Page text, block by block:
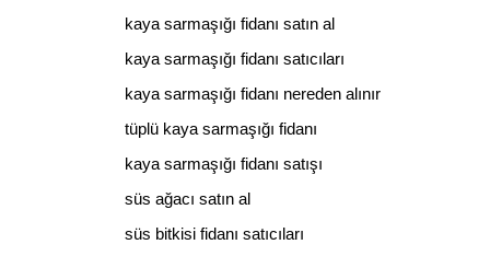
kaya sarmaşığı fidanı satın al
kaya sarmaşığı fidanı satıcıları
kaya sarmaşığı fidanı nereden alınır
tüplü kaya sarmaşığı fidanı
kaya sarmaşığı fidanı satışı
süs ağacı satın al
süs bitkisi fidanı satıcıları